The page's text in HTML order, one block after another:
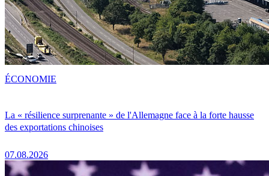
La « résilience surprenante » de l'Allemagne face à la forte hausse
des exportations chinoises
07.08.2026
ÉCONOMIE